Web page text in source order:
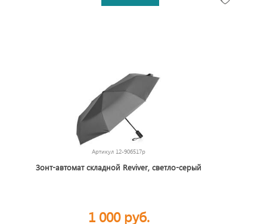
Артикул 12-906517p
Зонт-автомат складной Reviver, светло-серый
1 000 руб.